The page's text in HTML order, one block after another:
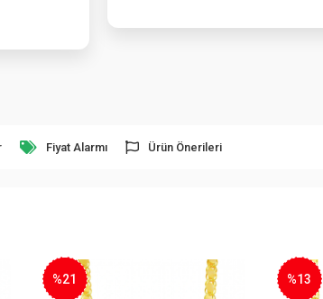
Fiyat Alarmı Ürün Önerileri
%21 %13